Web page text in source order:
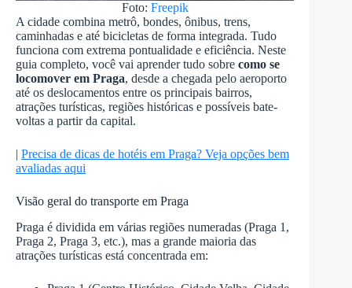
Foto: Freepik
A cidade combina metrô, bondes, ônibus, trens,
caminhadas e até bicicletas de forma integrada. Tudo
funciona com extrema pontualidade e eficiência. Neste
guia completo, você vai aprender tudo sobre como se
locomover em Praga, desde a chegada pelo aeroporto
até os deslocamentos entre os principais bairros,
atrações turísticas, regiões históricas e possíveis bate-
voltas a partir da capital.
| Precisa de dicas de hotéis em Praga? Veja opções bem
avaliadas aqui
Visão geral do transporte em Praga
Praga é dividida em várias regiões numeradas (Praga 1,
Praga 2, Praga 3, etc.), mas a grande maioria das
atrações turísticas está concentrada em: